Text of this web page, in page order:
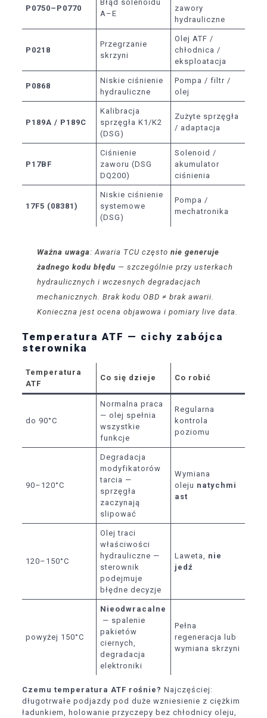
P0750–P0770
Błąd solenoidu
A–E
zawory
hydrauliczne
P0218
Przegrzanie
skrzyni
Olej ATF /
chłodnica /
eksploatacja
P0868
Niskie ciśnienie
hydrauliczne
Pompa / filtr /
olej
P189A / P189C
Kalibracja
sprzęgła K1/K2
(DSG)
Zużyte sprzęgła
/ adaptacja
P17BF
Ciśnienie
zaworu (DSG
DQ200)
Solenoid /
akumulator
ciśnienia
17F5 (08381)
Niskie ciśnienie
systemowe
(DSG)
Pompa /
mechatronika
Ważna uwaga: Awaria TCU często nie generuje
żadnego kodu błędu — szczególnie przy usterkach
hydraulicznych i wczesnych degradacjach
mechanicznych. Brak kodu OBD ≠ brak awarii.
Konieczna jest ocena objawowa i pomiary live data.
Temperatura ATF — cichy zabójca
sterownika
Temperatura
ATF
Co się dzieje Co robić
do 90°C
Normalna praca
— olej spełnia
wszystkie
funkcje
Regularna
kontrola
poziomu
90–120°C
Degradacja
modyfikatorów
tarcia —
sprzęgła
zaczynają
slipować
Wymiana
oleju natychmi
ast
120–150°C
Olej traci
właściwości
hydrauliczne —
sterownik
podejmuje
błędne decyzje
Laweta, nie
jedź
powyżej 150°C
Nieodwracalne
— spalenie
pakietów
ciernych,
degradacja
elektroniki
Pełna
regeneracja lub
wymiana skrzyni
Czemu temperatura ATF rośnie? Najczęściej:
długotrwałe podjazdy pod duże wzniesienie z ciężkim
ładunkiem, holowanie przyczepy bez chłodnicy oleju,